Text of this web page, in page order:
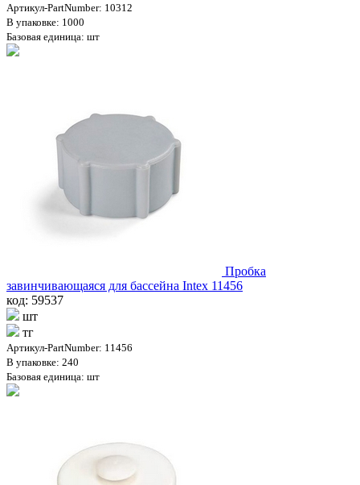
Артикул-PartNumber: 10312
В упаковке: 1000
Базовая единица: шт
Пробка
завинчивающаяся для бассейна Intex 11456
код: 59537
шт
тг
Артикул-PartNumber: 11456
В упаковке: 240
Базовая единица: шт